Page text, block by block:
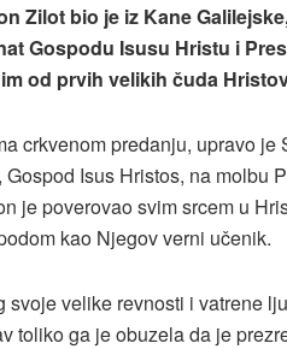
Zilot bio je iz Kane
Gospodu Isusu Hristu i
od prvih velikih čuda
crkvenom predanju, upravo
Gospod Isus Hristos, na molbu
je poverovao svim srcem u
kao Njegov verni učenik.
svoje velike revnosti i vatrene
toliko ga je obuzela da je